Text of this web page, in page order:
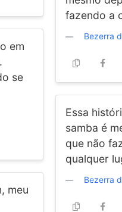
em
se
meu
fazendo a
Bezerra
Essa
samba é
que não
qualquer
Bezerra